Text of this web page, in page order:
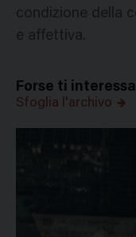
condizione della
e affettiva.
Forse ti
Sfoglia l'archivo